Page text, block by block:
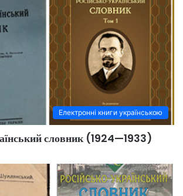
Електронні книги українською
словник (1924—1933)